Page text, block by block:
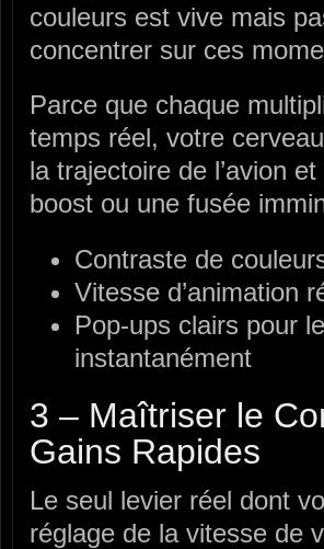
couleurs est vive mais
concentrer sur ces
Parce que chaque
temps réel, votre
la trajectoire de l’avion
boost ou une fusée
Contraste de
Vitesse d’animation
Pop‑ups clairs pour
instantanément
3 – Maîtriser le
Gains Rapides
Le seul levier réel dont
réglage de la vitesse de